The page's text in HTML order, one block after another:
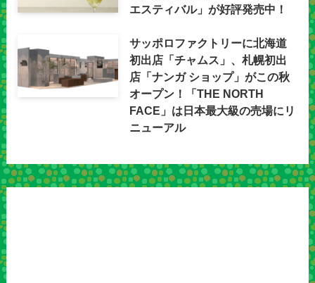
エスティバル」が好評発売中！
サッポロファクトリーに北海道
初出店「チャムス」、札幌初出
店「ナンガ ショップ」がこの秋
オープン！「THE NORTH
FACE」は日本最大級の売場にリ
ニューアル